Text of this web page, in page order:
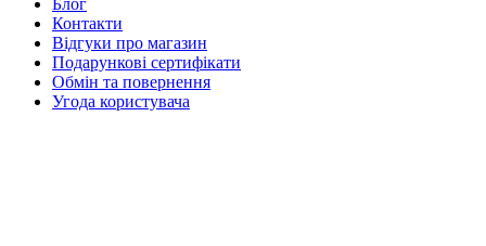
Контакти
Відгуки про магазин
Подарункові сертифікати
Обмін та повернення
Угода користувача